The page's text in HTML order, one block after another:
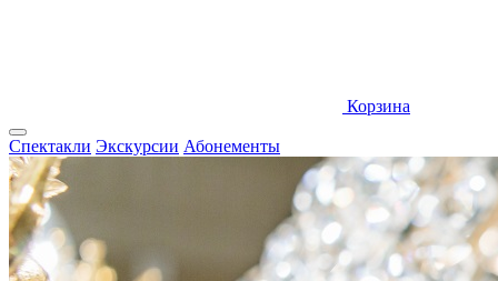
Корзина
Спектакли Экскурсии Абонементы